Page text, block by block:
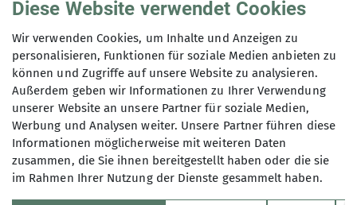
Sektion
Diese Website verwendet Cookies
Wir verwenden Cookies, um Inhalte und Anzeigen zu
personalisieren, Funktionen für soziale Medien anbieten zu
können und Zugriffe auf unsere Website zu analysieren.
Außerdem geben wir Informationen zu Ihrer Verwendung
unserer Website an unsere Partner für soziale Medien,
Werbung und Analysen weiter. Unsere Partner führen diese
Informationen möglicherweise mit weiteren Daten
zusammen, die Sie ihnen bereitgestellt haben oder die sie
im Rahmen Ihrer Nutzung der Dienste gesammelt haben.